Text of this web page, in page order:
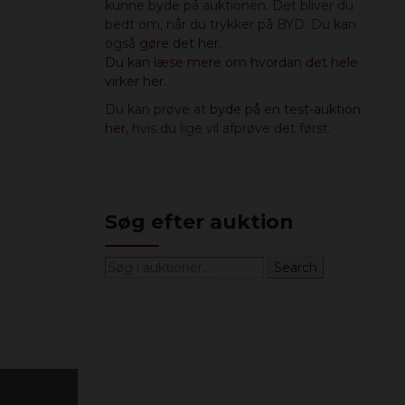
kunne byde på auktionen. Det bliver du
bedt om, når du trykker på BYD. Du kan
også gøre det her
Du kan læse mere om hvordan det hele
virker her
Du kan prøve at byde på en test-auktion
her, hvis du lige vil afprøve det først.
Søg efter auktion